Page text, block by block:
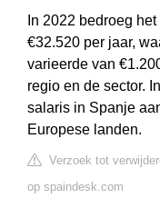
In 2022 bedroeg
€32.520 per jaar,
varieerde van
regio en de sector.
salaris in Spanje
Europese landen.
Verzoek tot
op spaindesk.com